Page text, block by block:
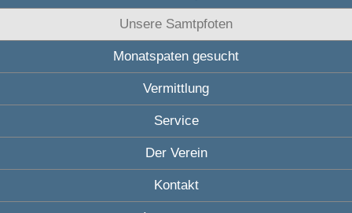
Unsere Samtpfoten
Monatspaten gesucht
Vermittlung
Service
Der Verein
Kontakt